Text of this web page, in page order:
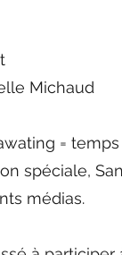
Michaud
=
spéciale,
médias.